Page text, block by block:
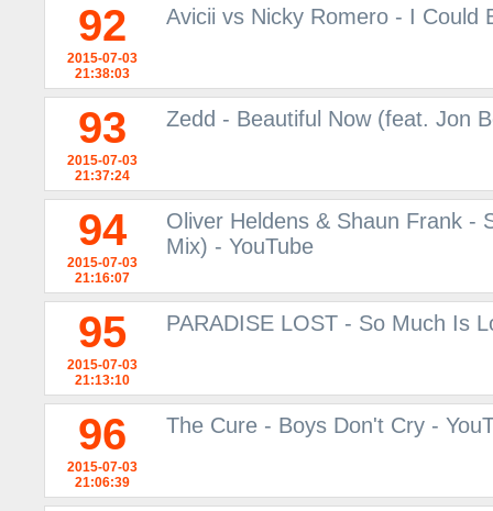
92
2015-07-03
21:38:03
Avicii vs Nicky Romero - I Could
93
2015-07-03
21:37:24
Zedd - Beautiful Now (feat. Jon
94
2015-07-03
21:16:07
Oliver Heldens & Shaun Frank -
Mix) - YouTube
95
2015-07-03
21:13:10
PARADISE LOST - So Much Is
96
2015-07-03
21:06:39
The Cure - Boys Don't Cry -